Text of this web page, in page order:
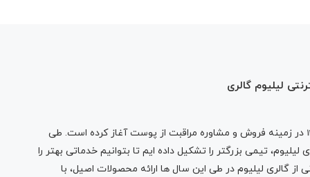
لیلیوم گالری
در زمینه فروش و مشاوره مراقبت از پوست آغاز کرده است. طی
تیمی بزرگتر را تشکیل داده ایم تا بتوانیم خدماتی بهتر را
از گالری لیلیوم در طی این سال ها ارائه محصولات اصیل، با